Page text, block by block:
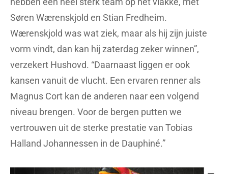
Søren Wærenskjold en Stian Fredheim.
Wærenskjold was wat ziek, maar als hij zijn juiste
vorm vindt, dan kan hij zaterdag zeker winnen”,
verzekert Hushovd. “Daarnaast liggen er ook
kansen vanuit de vlucht. Een ervaren renner als
Magnus Cort kan de anderen naar een volgend
niveau brengen. Voor de bergen putten we
vertrouwen uit de sterke prestatie van Tobias
Halland Johannessen in de Dauphiné.”